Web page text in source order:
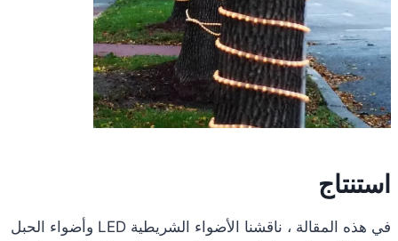
استنتاج
في هذه المقالة ، ناقشنا الأضواء الشريطية LED وأضواء الحبل